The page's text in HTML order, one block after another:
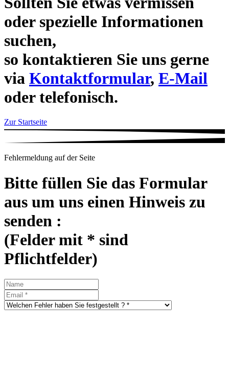
oder spezielle Informationen
suchen,
so kontaktieren Sie uns gerne
via Kontaktformular, E-Mail
oder telefonisch.
Zur Startseite
Fehlermeldung auf der Seite
Bitte füllen Sie das Formular
aus um uns einen Hinweis zu
senden :
(Felder mit * sind
Pflichtfelder)